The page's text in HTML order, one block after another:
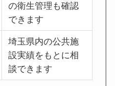
の衛生管理も確認
できます
埼玉県内の公共施
設実績をもとに相
談できます